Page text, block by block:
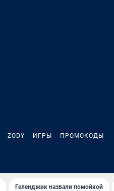
ZODY ИГРЫ ПРОМОКОДЫ
Геленджик назвали помойкой